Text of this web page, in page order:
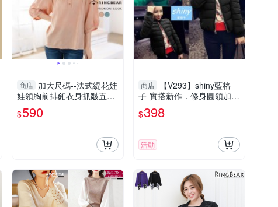
商店 加大尺碼--法式緹花娃
娃領胸前排釦衣身抓皺五分
袖棉麻上衣(粉.藍2L-3L)-U6
59眼圈熊中大尺碼
$590
商店
【V293】shiny藍格
子-實搭新作．修身圓領加厚
棉襖短款長袖外套
$398
活動